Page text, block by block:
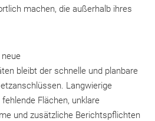
machen, die außerhalb ihres
bleibt der schnelle und planbare
Langwierige
Flächen, unklare
und zusätzliche Berichtspflichten